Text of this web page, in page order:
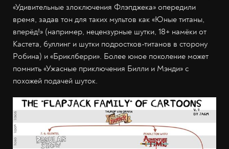
«Удивительные злоключения Флэпджека» опередили
время, задав тон для таких мультов как «Юные титаны,
вперёд!» (например, нецензурные шутки, 18+ намёки от
Кастета, буллинг и шутки подростков-титанов в сторону
Робина) и «Бриклберри». Более юное поколение может
помнить «Ужасные приключения Билли и Мэнди» с
похожей подачей шуток.